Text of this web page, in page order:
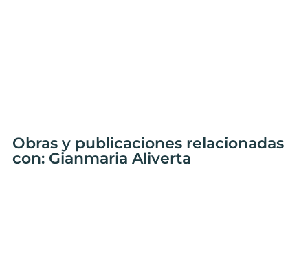
Obras y publicaciones relacionadas
con: Gianmaria Aliverta